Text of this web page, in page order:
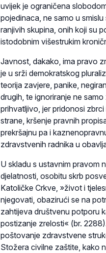
uvijek je ograničena
pojedinaca, ne samo u
ranjivih skupina, onih koji su
istodobnim višestrukim
Javnost, dakako, ima pravo
je u srži demokratskog
teorija zavjere, panike,
drugih, te ignoriranje ne
prihvatljivo, jer pridonosi
strane, kršenje pravnih
prekršajnu pa i
zdravstvenih radnika u
U skladu s ustavnim pravom
djelatnosti, osobitu skrb
Katoličke Crkve, »život i
njegovati, obazirući se na
zahtijeva društvenu potporu
postizanje zrelosti« (br.
poštovanje zdravstvene
Stožera civilne zaštite, kako